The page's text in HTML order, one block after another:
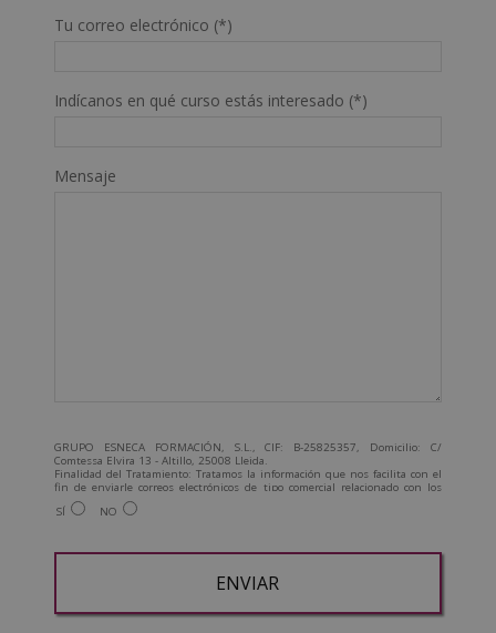
Tu correo electrónico (*)
Indícanos en qué curso estás interesado (*)
Mensaje
GRUPO ESNECA FORMACIÓN, S.L., CIF: B-25825357, Domicilio: C/
Comtessa Elvira 13 - Altillo, 25008 Lleida.
Finalidad del Tratamiento: Tratamos la información que nos facilita con el
fin de enviarle correos electrónicos de tipo comercial relacionado con los
productos ofrecidos y otros tipo de productos que fueran de su interés.
Legitimación del tratamiento: Consentimiento del interesado.
Para más información consulte nuestra Política de Privacidad.
SÍ NO